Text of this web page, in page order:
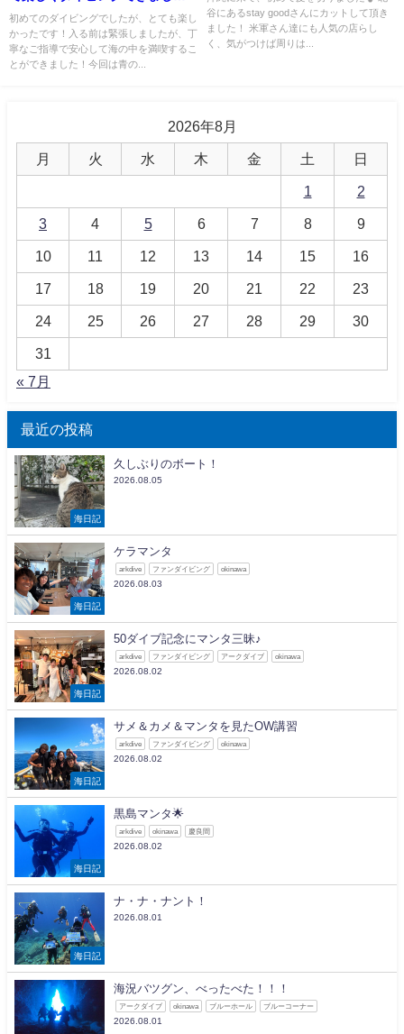
た！
初めてのダイビングでしたが、とても楽し
かったです！入る前は緊張しましたが、丁
寧なご指導で安心して海の中を満喫するこ
とができました！今回は青の...
谷にあるstay goodさんにカットして頂き
ました！ 米軍さん達にも人気の店らし
く、気がつけば周りは...
2026年8月
月 火 水 木 金 土 日
1 2
3 4 5 6 7 8 9
10 11 12 13 14 15 16
17 18 19 20 21 22 23
24 25 26 27 28 29 30
31
« 7月
最近の投稿
海日記
久しぶりのボート！
2026.08.05
海日記
ケラマンタ
arkdive ファンダイビング okinawa
2026.08.03
海日記
50ダイブ記念にマンタ三昧♪
arkdive ファンダイビング アークダイブ okinawa
2026.08.02
海日記
サメ＆カメ＆マンタを見たOW講習
arkdive ファンダイビング okinawa
2026.08.02
海日記
黒島マンタ🌟
arkdive okinawa 慶良間
2026.08.02
海日記
ナ・ナ・ナント！
2026.08.01
海況バツグン、べったべた！！！
アークダイブ okinawa ブルーホール ブルーコーナー
2026.08.01